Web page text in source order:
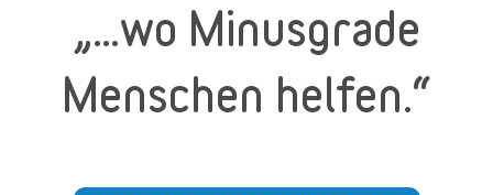
„…wo Minusgrade
Menschen helfen.“